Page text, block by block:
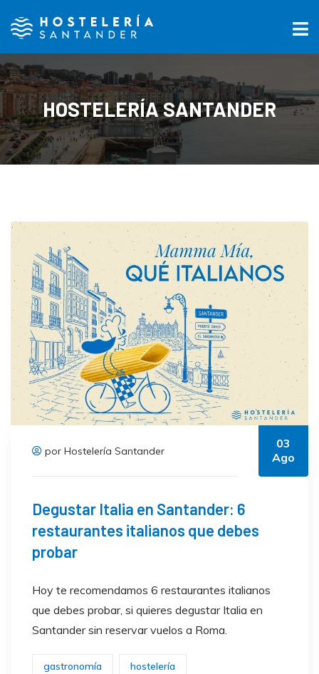
HOSTELERÍA SANTANDER
por Hostelería Santander
03
Ago
Degustar Italia en Santander: 6
restaurantes italianos que debes
probar
Hoy te recomendamos 6 restaurantes italianos
que debes probar, si quieres degustar Italia en
Santander sin reservar vuelos a Roma.
gastronomía hostelería